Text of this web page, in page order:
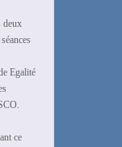
deux
Egalité
ce